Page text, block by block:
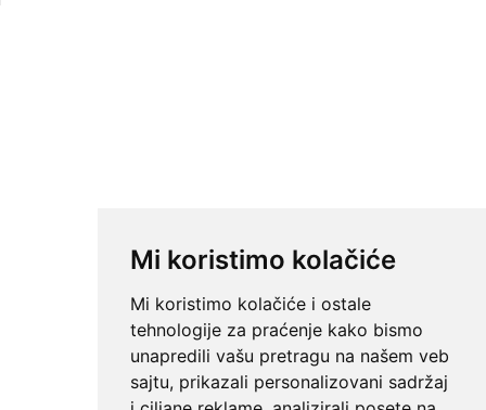
Mi koristimo kolačiće
Mi koristimo kolačiće i ostale
tehnologije za praćenje kako bismo
unapredili vašu pretragu na našem veb
sajtu, prikazali personalizovani sadržaj